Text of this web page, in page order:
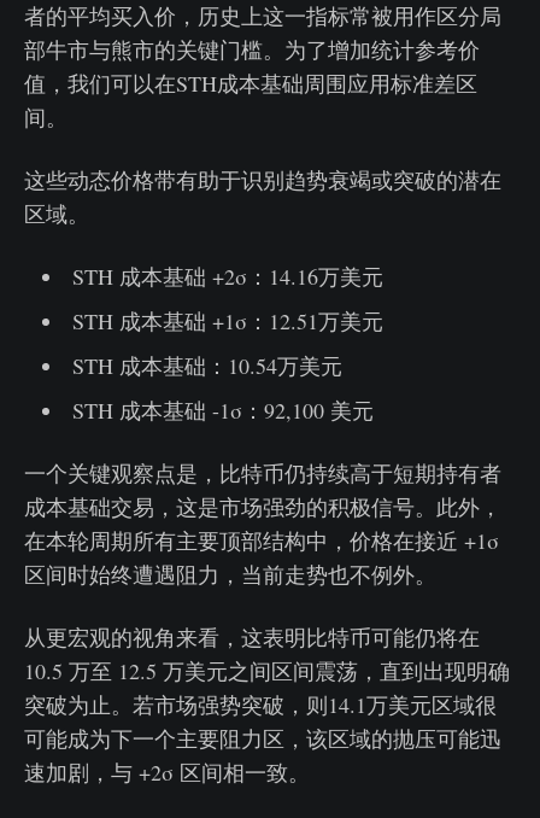
者的平均买入价，历史上这一指标常被用作区分局
部牛市与熊市的关键门槛。为了增加统计参考价
值，我们可以在STH成本基础周围应用标准差区
间。
这些动态价格带有助于识别趋势衰竭或突破的潜在
区域。
STH 成本基础 +2σ：14.16万美元
STH 成本基础 +1σ：12.51万美元
STH 成本基础：10.54万美元
STH 成本基础 -1σ：92,100 美元
一个关键观察点是，比特币仍持续高于短期持有者
成本基础交易，这是市场强劲的积极信号。此外，
在本轮周期所有主要顶部结构中，价格在接近 +1σ
区间时始终遭遇阻力，当前走势也不例外。
从更宏观的视角来看，这表明比特币可能仍将在
10.5 万至 12.5 万美元之间区间震荡，直到出现明确
突破为止。若市场强势突破，则14.1万美元区域很
可能成为下一个主要阻力区，该区域的抛压可能迅
速加剧，与 +2σ 区间相一致。